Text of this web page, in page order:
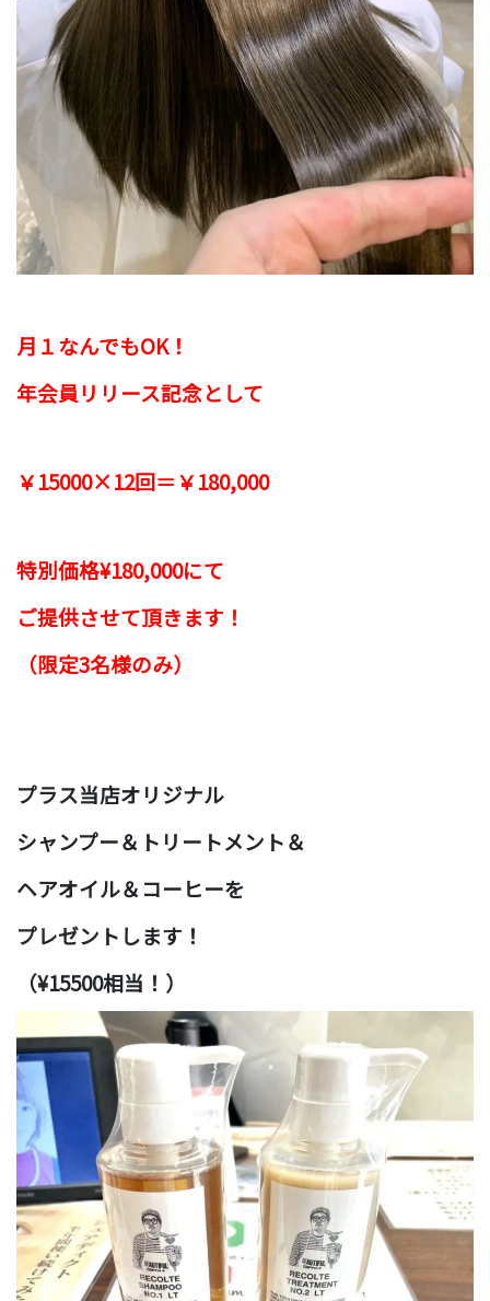
月１なんでもOK！
年会員リリース記念として
￥15000×12回＝￥180,000
特別価格¥180,000にて
ご提供させて頂きます！
（限定3名様のみ）
プラス当店オリジナル
シャンプー＆ トリートメント＆
ヘアオイル＆コーヒーを
プレゼントします！
（¥15500相当！）